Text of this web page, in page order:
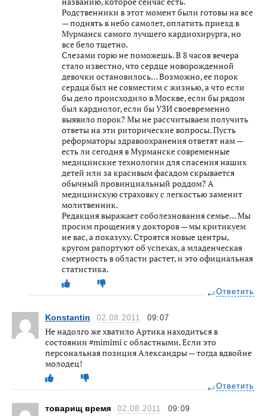
Родственники в этот момент были готовы на все
— поднять в небо самолет, оплатить приезд в
Мурманск самого лучшего кардиохирурга, но
все бело тщетно.
Слезами горю не поможешь. В 8 часов вечера
стало известно, что сердце новорожденной
девочки остановилось… Возможно, ее порок
сердца был не совместим с жизнью, а что если
бы дело происходило в Москве, если бы рядом
был кардиолог, если бы УЗИ своевременно
выявило порок? Мы не рассчитываем получить
ответы на эти риторические вопросы. Пусть
реформаторы здравоохранения ответят нам —
есть ли сегодня в Мурманске современные
медицинские технологии для спасения наших
детей или за красивым фасадом скрывается
обычный провинциальный роддом? А
медицинскую страховку с легкостью заменит
молитвенник.
Редакция выражает соболезнования семье… Мы
просим прощения у докторов — мы критикуем
не вас, а показуху. Строятся новые центры,
кругом рапортуют об успехах, а младенческая
смертность в области растет, и это официальная
статистика.
Ответить
Konstantin 02.08.2011 09:07
Не надолго же хватило Артика находиться в
состоянии #mimimi с областными. Если это
персональная позиция Александры — тогда вдвойне
молодец!
Ответить
товарищ время 02.08.2011 09:09